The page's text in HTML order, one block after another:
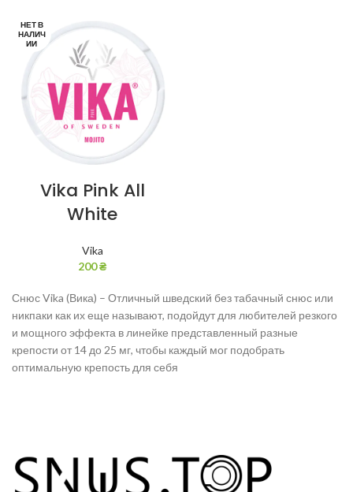
НЕТ В
НАЛИЧ
ИИ
Vika Pink All
White
Vika
200₴
Снюс Vika (Вика) – Отличный шведский без табачный снюс или
никпаки как их еще называют, подойдут для любителей резкого
и мощного эффекта в линейке представленный разные
крепости от 14 до 25 мг, чтобы каждый мог подобрать
оптимальную крепость для себя